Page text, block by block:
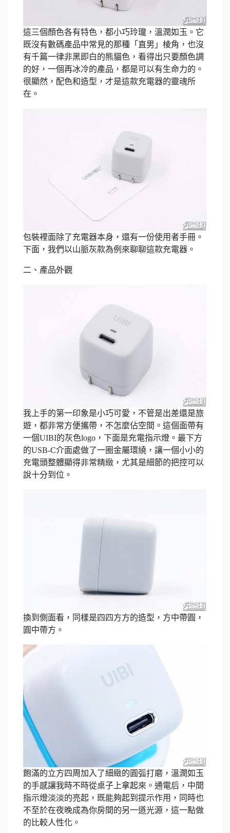
這三個顏色各有特色，都小巧玲瓏，溫潤如玉。它
既沒有數碼產品中常見的那種「直男」棱角，也沒
有千篇一律非黑即白的熊貓色，看得出只要顏色調
的好，一個再冰冷的產品，都是可以有生命力的。
很顯然，配色和造型，才是這款充電器的靈魂所
在。
包裝裡面除了充電器本身，還有一份使用者手冊。
下面，我們以山脈灰款為例來聊聊這款充電器。
二、產品外觀
我上手的第一印象是小巧可愛，不管是出差還是旅
遊，都非常方便攜帶，不怎麼佔空間。這個面帶有
一個UIBI的灰色logo，下面是充電指示燈。最下方
的USB-C介面處做了一圈金屬環繞，讓一個小小的
充電頭整體顯得非常精緻，尤其是細節的把控可以
說十分到位。
換到側面看，同樣是四四方方的造型，方中帶圓，
圓中帶方。
飽滿的立方四周加入了細緻的圓弧打磨，溫潤如玉
的手感讓我時不時從桌子上拿起來。通電后，中間
指示燈淡淡的亮起，既能夠起到提示作用，同時也
不至於在夜晚成為你房間的另一道光源，這一點做
的比較人性化。